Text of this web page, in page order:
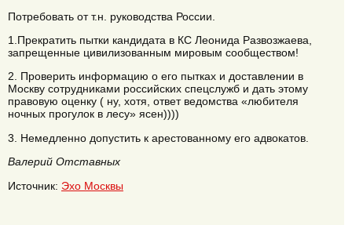
Потребовать от т.н. руководства России.
1.Прекратить пытки кандидата в КС Леонида Развозжаева,
запрещенные цивилизованным мировым сообществом!
2. Проверить информацию о его пытках и доставлении в
Москву сотрудниками российских спецслужб и дать этому
правовую оценку ( ну, хотя, ответ ведомства «любителя
ночных прогулок в лесу» ясен))))
3. Немедленно допустить к арестованному его адвокатов.
Валерий Отставных
Источник: Эхо Москвы